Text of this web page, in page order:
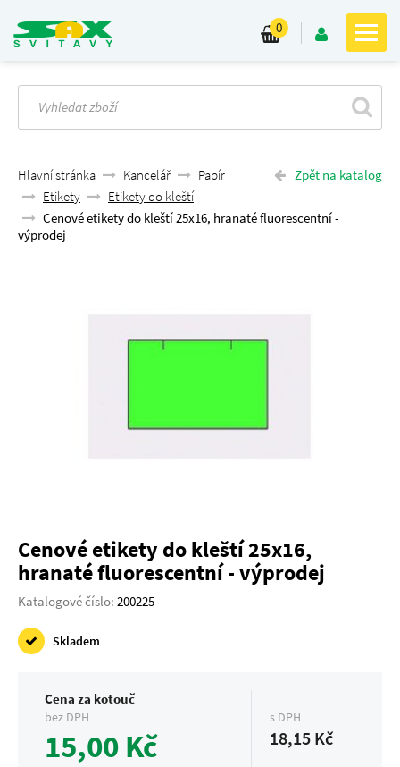
0
Zpět na katalog
Hlavní stránka Kancelář
Papír
Etikety
Etikety do kleští
Cenové etikety do kleští 25x16, hranaté fluorescentní -
výprodej
Cenové etikety do kleští 25x16,
hranaté fluorescentní - výprodej
Katalogové číslo: 200225
Skladem
Cena za kotouč
bez DPH
15,00 Kč
s DPH
18,15 Kč